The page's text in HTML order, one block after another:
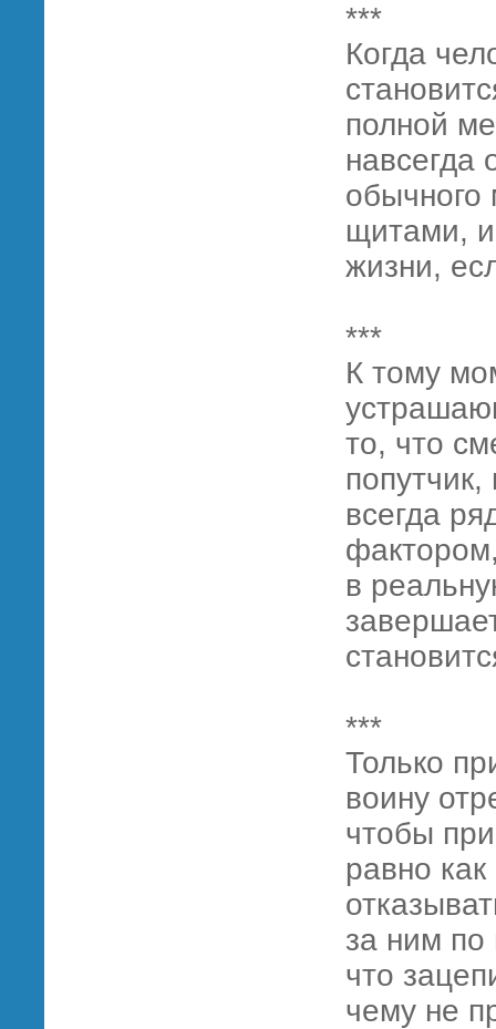
***
Когда
полной
навсегда
обычного
щитами,
жизни,
***
К тому
то, что
всегда
в
***
Только
воину
чтобы
равно
за ним по
что
чему не